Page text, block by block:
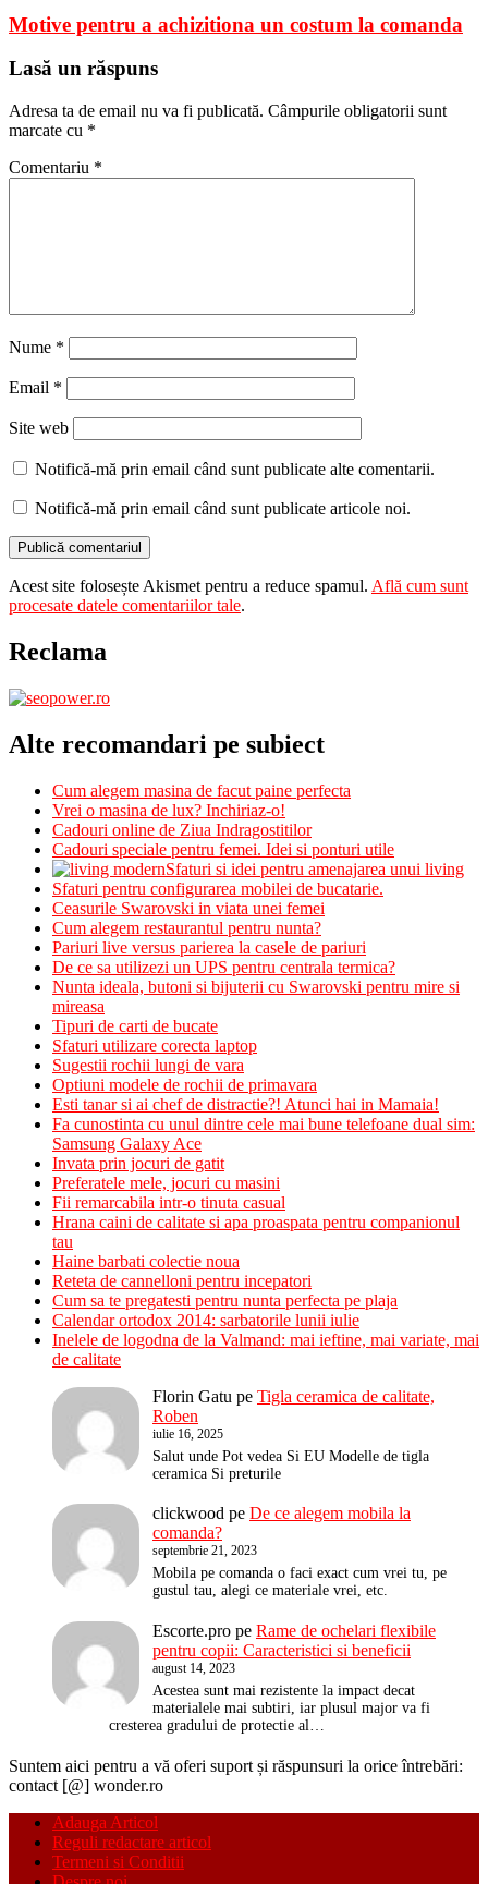
Motive pentru a achizitiona un costum la comanda
Lasă un răspuns
Adresa ta de email nu va fi publicată. Câmpurile obligatorii sunt
marcate cu *
Comentariu *
Nume *
Email *
Site web
Notifică-mă prin email când sunt publicate alte comentarii.
Notifică-mă prin email când sunt publicate articole noi.
Acest site folosește Akismet pentru a reduce spamul. Află cum sunt
procesate datele comentariilor tale.
Reclama
Alte recomandari pe subiect
Cum alegem masina de facut paine perfecta
Vrei o masina de lux? Inchiriaz-o!
Cadouri online de Ziua Indragostitilor
Cadouri speciale pentru femei. Idei si ponturi utile
Sfaturi si idei pentru amenajarea unui living
Sfaturi pentru configurarea mobilei de bucatarie.
Ceasurile Swarovski in viata unei femei
Cum alegem restaurantul pentru nunta?
Pariuri live versus parierea la casele de pariuri
De ce sa utilizezi un UPS pentru centrala termica?
Nunta ideala, butoni si bijuterii cu Swarovski pentru mire si
mireasa
Tipuri de carti de bucate
Sfaturi utilizare corecta laptop
Sugestii rochii lungi de vara
Optiuni modele de rochii de primavara
Esti tanar si ai chef de distractie?! Atunci hai in Mamaia!
Fa cunostinta cu unul dintre cele mai bune telefoane dual sim:
Samsung Galaxy Ace
Invata prin jocuri de gatit
Preferatele mele, jocuri cu masini
Fii remarcabila intr-o tinuta casual
Hrana caini de calitate si apa proaspata pentru companionul
tau
Haine barbati colectie noua
Reteta de cannelloni pentru incepatori
Cum sa te pregatesti pentru nunta perfecta pe plaja
Calendar ortodox 2014: sarbatorile lunii iulie
Inelele de logodna de la Valmand: mai ieftine, mai variate, mai
de calitate
Florin Gatu pe Tigla ceramica de calitate,
Roben
iulie 16, 2025
Salut unde Pot vedea Si EU Modelle de tigla
ceramica Si preturile
clickwood pe De ce alegem mobila la
comanda?
septembrie 21, 2023
Mobila pe comanda o faci exact cum vrei tu, pe
gustul tau, alegi ce materiale vrei, etc.
Escorte.pro pe Rame de ochelari flexibile
pentru copii: Caracteristici si beneficii
august 14, 2023
Acestea sunt mai rezistente la impact decat
materialele mai subtiri, iar plusul major va fi
cresterea gradului de protectie al…
Suntem aici pentru a vă oferi suport și răspunsuri la orice întrebări:
contact [@] wonder.ro
Adauga Articol
Reguli redactare articol
Termeni si Conditii